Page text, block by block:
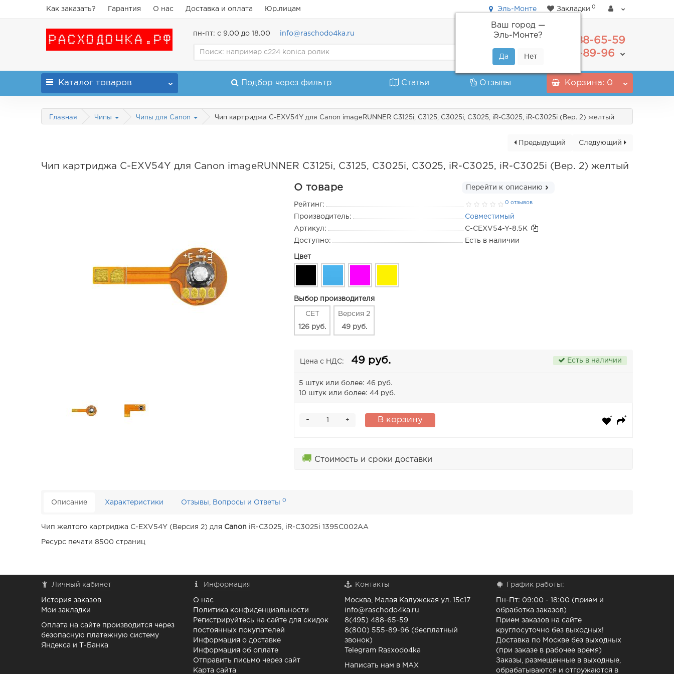
Как заказать? Гарантия О нас Доставка и оплата Юр.лицам Эль-Монте
Ваш город —
Эль-Монте?
Закладки 0
пн-пт: с 9.00 до 18.00 info@raschodo4ka.ru
488-65-59
+7(800) 555-89-96
Каталог товаров Подбор через фильтр Статьи Отзывы Корзина: 0
Главная Чипы Чипы для Canon Чип картриджа C-EXV54Y для Canon imageRUNNER C3125i, C3125, C3025i, C3025, iR-C3025, iR-C3025i (Вер. 2) желтый
Следующий
Предыдущий
Чип картриджа C-EXV54Y для Canon imageRUNNER C3125i, C3125, C3025i, C3025, iR-C3025, iR-C3025i (Вер. 2) желтый
О товаре Перейти к описанию
Рейтинг: 0 отзывов
Производитель:
Совместимый
Артикул:
C-CEXV54-Y-8.5K
Доступно:
Есть в наличии
Цвет
Выбор производителя
CET
126 руб.
Версия 2
49 руб.
Цена с НДС: 49 руб. Есть в наличии
5 штук или более: 46 руб.
10 штук или более: 44 руб.
+
- В корзину
🚚 Стоимость и сроки доставки
Описание Характеристики Отзывы, Вопросы и Ответы0
Чип желтого картриджа C-EXV54Y (Версия 2) для Canon iR-C3025, iR-C3025i 1395C002AA
Ресурс печати 8500 страниц
Личный кабинет
История заказов
Мои закладки
Оплата на сайте производится через
безопасную платежную систему
Яндекса и Т-Банка
Информация
О нас
Политика конфиденциальности
Регистрируйтесь на сайте для скидок
постоянных покупателей
Информация о доставке
Информация об оплате
Отправить письмо через сайт
Карта сайта
Контакты
Москва, Малая Калужская ул. 15с17
info@raschodo4ka.ru
8(495) 488-65-59
8(800) 555-89-96 (бесплатный
звонок)
Telegram Rasxodo4ka
Написать нам в MAX
График работы:
Пн-Пт: 09:00 - 18:00 (прием и
обработка заказов)
Прием заказов на сайте
круглосуточно без выходных!
Доставка по Москве без выходных
(при заказе в рабочее время)
Заказы, размещенные в выходные,
обрабатываются и отгружаются в